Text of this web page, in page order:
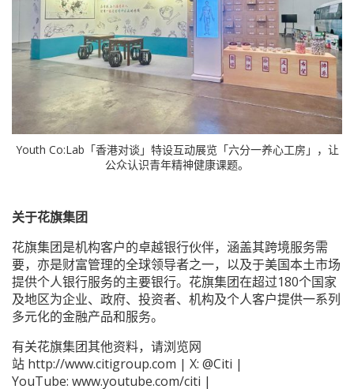
Youth Co:Lab「香港对谈」特设互动展览「六分一养心工房」，让
公众认识青年精神健康课题。
关于花旗集团
花旗集团是机构客户的卓越银行伙伴，涵盖其跨境服务需
要，亦是财富管理的全球领导者之一，以及于美国本土市场
提供个人银行服务的主要银行。花旗集团在超过180个国家
及地区为企业、政府、投资者、机构及个人客户提供一系列
多元化的金融产品和服务。
有关花旗集团其他资料，请浏览网
站 http://www.citigroup.com | X: @Citi |
YouTube: www.youtube.com/citi |